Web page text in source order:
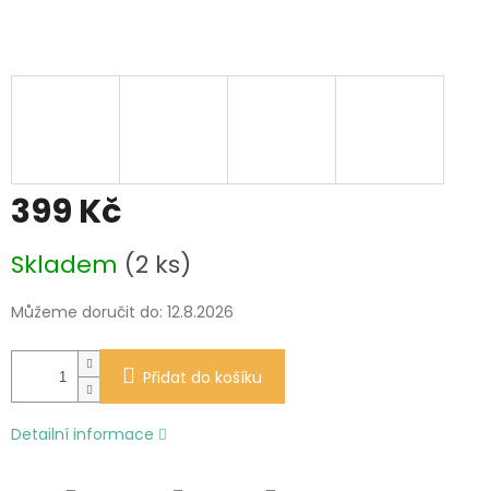
399 Kč
cena:
Skladem (2 ks)
Můžeme doručit do: 12.8.2026
Přidat do košíku
Detailní informace